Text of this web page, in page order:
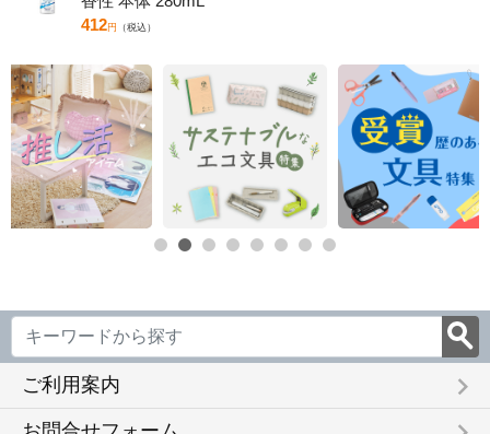
412円 （税込）
ご利用案内 keyboard_arrow_right